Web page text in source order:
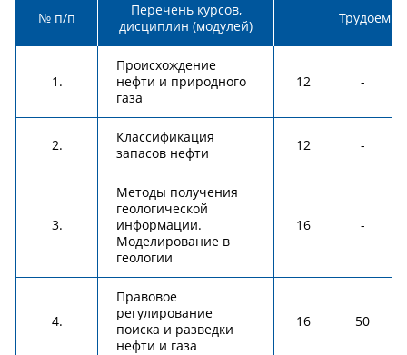
№ п/п
Перечень курсов,
дисциплин (модулей)
1.
Происхождение
нефти и природного
газа
12 -
2.
Классификация
запасов нефти
12 -
3.
Методы получения
геологической
информации.
Моделирование в
геологии
16 -
4.
Правовое
регулирование
поиска и разведки
нефти и газа
16 50